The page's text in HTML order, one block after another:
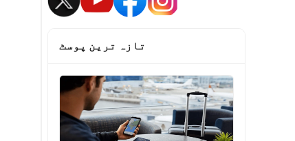
تازہ ترین پوسٹ